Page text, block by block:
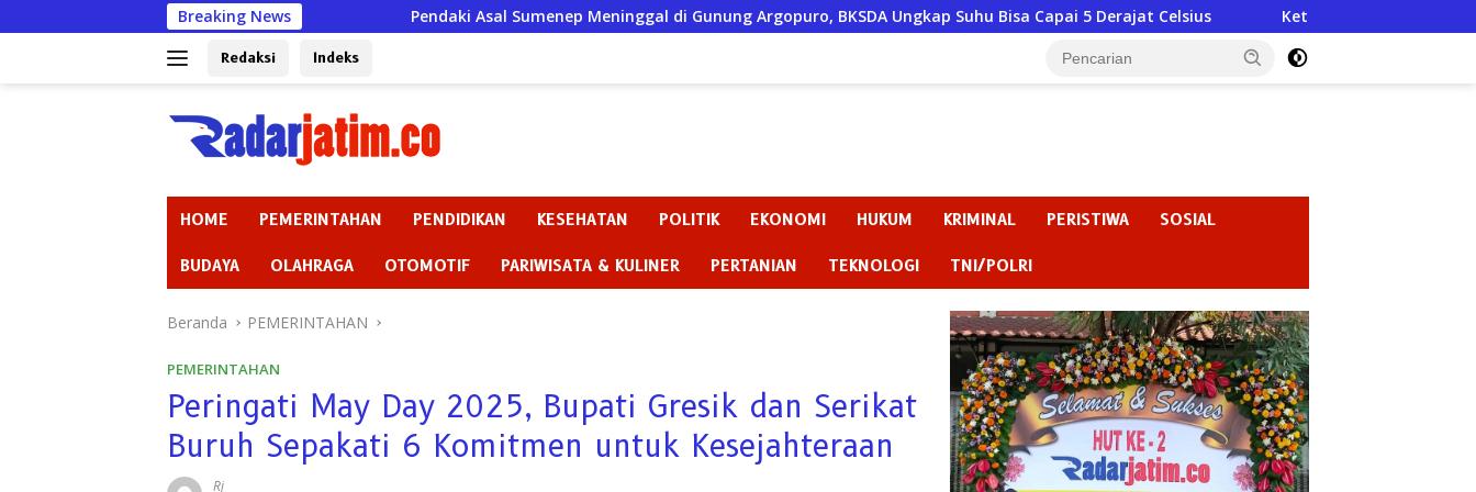
ke
Breaking NewsPendaki Asal Sumenep Meninggal di Gunung Argopuro, BKSDA Ungkap Suhu Bisa Capai 5 Derajat Celsius Ketika Kekuasaan Lupa Bahwa Negara
Redaksi Indeks
HOME PEMERINTAHAN PENDIDIKAN KESEHATAN POLITIK EKONOMI HUKUM KRIMINAL PERISTIWA SOSIAL
BUDAYA OLAHRAGA OTOMOTIF PARIWISATA & KULINER PERTANIAN TEKNOLOGI TNI/POLRI
Beranda PEMERINTAHAN
PEMERINTAHAN
Peringati May Day 2025, Bupati Gresik dan Serikat
Buruh Sepakati 6 Komitmen untuk Kesejahteraan
Rj